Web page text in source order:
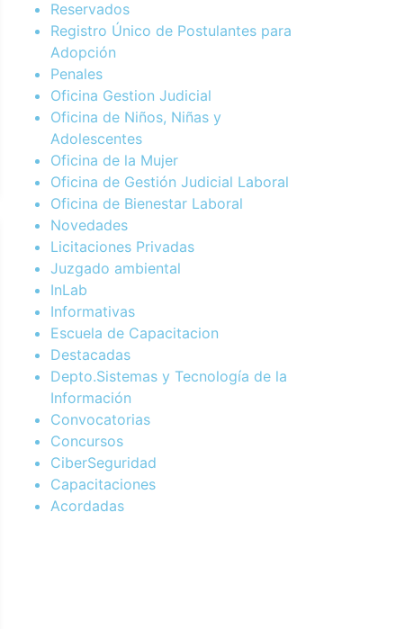
Reservados
Registro Único de Postulantes para
Adopción
Penales
Oficina Gestion Judicial
Oficina de Niños, Niñas y
Adolescentes
Oficina de la Mujer
Oficina de Gestión Judicial Laboral
Oficina de Bienestar Laboral
Novedades
Licitaciones Privadas
Juzgado ambiental
InLab
Informativas
Escuela de Capacitacion
Destacadas
Depto.Sistemas y Tecnología de la
Información
Convocatorias
Concursos
CiberSeguridad
Capacitaciones
Acordadas